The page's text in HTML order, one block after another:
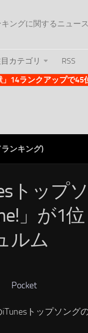
ングに関するニュー
カテゴリ RSS
14ランクアップで45
ランキング)
トップ
」が1
ルム
Pocket
トップソング